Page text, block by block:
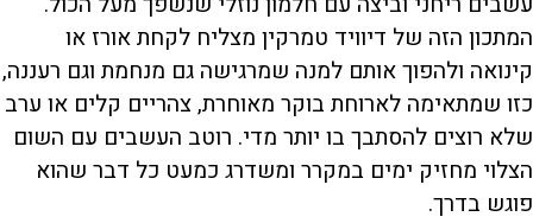
המתכון הזה של דיוויד טמרקין מצליח לקחת אורז או
קינואה ולהפוך אותם למנה שמרגישה גם מנחמת וגם רעננה,
כזו שמתאימה לארוחת בוקר מאוחרת, צהריים קלים או ערב
שלא רוצים להסתבך בו יותר מדי. רוטב העשבים עם השום
הצלוי מחזיק ימים במקרר ומשדרג כמעט כל דבר שהוא
פוגש בדרך.